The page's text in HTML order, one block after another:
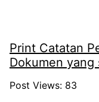
Print Catatan
Dokumen yang
Post Views: 83